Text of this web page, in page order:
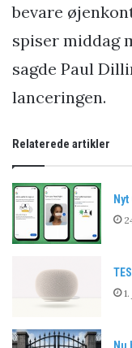
bevare
spiser middag
sagde Paul
lanceringen.
Relaterede artikler
Nu